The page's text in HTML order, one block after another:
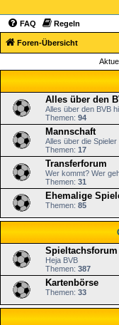
FAQ Regeln
Foren-Übersicht
Alles über den
Alles über den BVB
Themen: 94
Mannschaft
Alles über die
Themen: 17
Transferforum
Wer kommt? Wer
Themen: 31
Ehemalige
Themen: 85
Spieltachsforum
Heja BVB
Themen: 387
Kartenbörse
Themen: 33